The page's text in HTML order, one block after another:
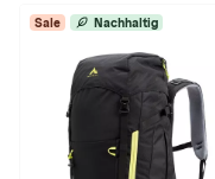
Sale Nachhaltig